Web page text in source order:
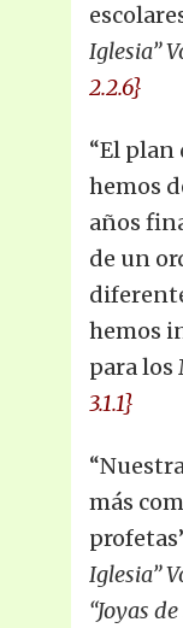
Iglesia”
2.2.6}
“El plan
hemos
años
de un
hemos
para los
3.1.1}
más
Iglesia”
“Joyas